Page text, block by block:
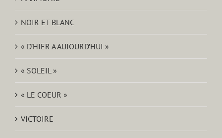
NOIR ET BLANC
« D’HIER A AUJOURD’HUI »
« SOLEIL »
« LE COEUR »
VICTOIRE